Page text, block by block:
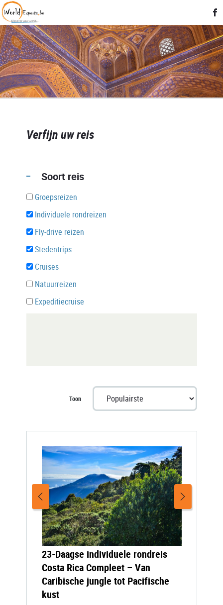
Verfijn uw reis
Soort reis
Groepsreizen
Individuele rondreizen
Fly-drive reizen
Stedentrips
Cruises
Natuurreizen
Expeditiecruise
Toon
23-Daagse individuele rondreis
Costa Rica Compleet – Van
Caribische jungle tot Pacifische
kust